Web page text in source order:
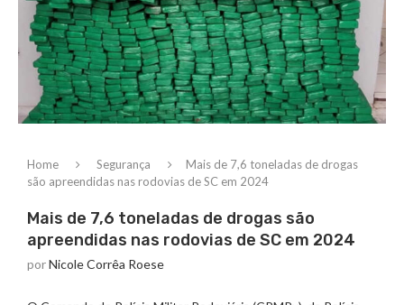
Home Segurança
Mais de 7,6 toneladas de drogas
são apreendidas nas rodovias de SC em 2024
Mais de 7,6 toneladas de drogas são
apreendidas nas rodovias de SC em 2024
porNicole Corrêa Roese